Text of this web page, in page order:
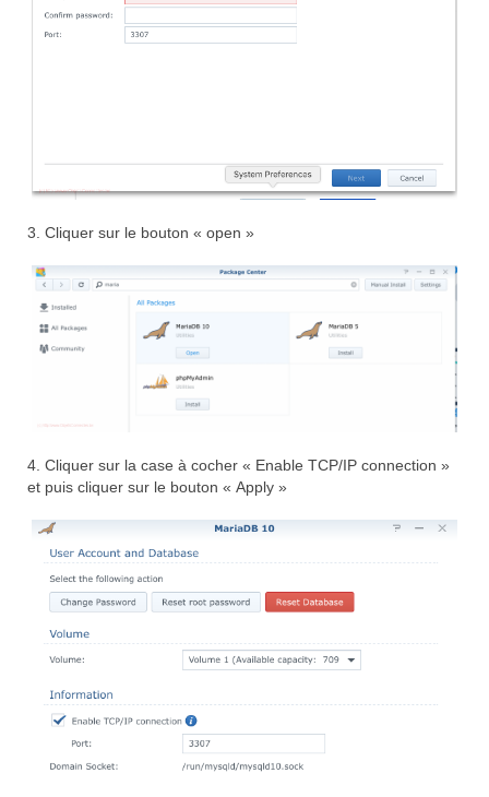
3. Cliquer sur le bouton « open »
4. Cliquer sur la case à cocher « Enable TCP/IP connection »
et puis cliquer sur le bouton « Apply »